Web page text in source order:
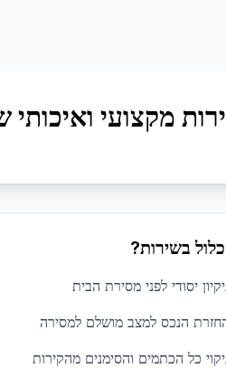
מקצועי ואיכותי
בשירות?
יסודי לפני מסירת הבית
הנכס למצב מושלם למסירה
כל הכתמים והסימנים מהקירות